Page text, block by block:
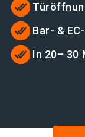
Bar- &
In 20– 30